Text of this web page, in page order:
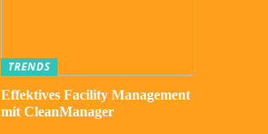
TRENDS
Effektives Facility Management
mit CleanManager